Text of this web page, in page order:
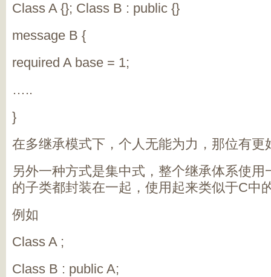
Class A {}; Class B : public {}
message B {
required A base = 1;
…..
}
在多继承模式下，个人无能为力，那位有更
另外一种方式是集中式，整个继承体系使
的子类都封装在一起，使用起来类似于C中
例如
Class A ;
Class B : public A;